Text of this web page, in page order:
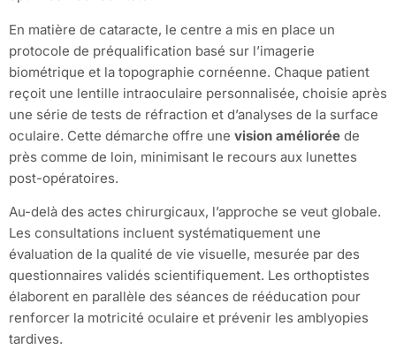
En matière de cataracte, le centre a mis en place un
protocole de préqualification basé sur l’imagerie
biométrique et la topographie cornéenne. Chaque patient
reçoit une lentille intraoculaire personnalisée, choisie après
une série de tests de réfraction et d’analyses de la surface
oculaire. Cette démarche offre une vision améliorée de
près comme de loin, minimisant le recours aux lunettes
post-opératoires.
Au-delà des actes chirurgicaux, l’approche se veut globale.
Les consultations incluent systématiquement une
évaluation de la qualité de vie visuelle, mesurée par des
questionnaires validés scientifiquement. Les orthoptistes
élaborent en parallèle des séances de rééducation pour
renforcer la motricité oculaire et prévenir les amblyopies
tardives.